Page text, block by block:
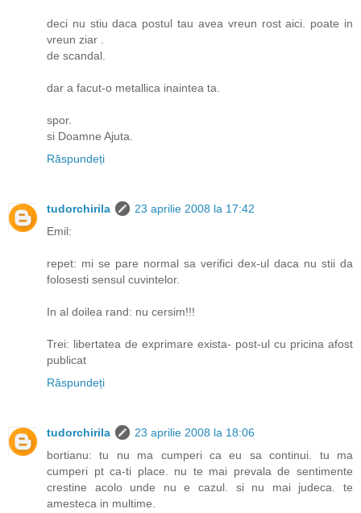
deci nu stiu daca postul tau avea vreun rost aici. poate in
vreun ziar .
de scandal.
dar a facut-o metallica inaintea ta.
spor.
si Doamne Ajuta.
Răspundeți
tudorchirila
23 aprilie 2008 la 17:42
Emil:
repet: mi se pare normal sa verifici dex-ul daca nu stii da
folosesti sensul cuvintelor.
In al doilea rand: nu cersim!!!
Trei: libertatea de exprimare exista- post-ul cu pricina afost
publicat
Răspundeți
tudorchirila
23 aprilie 2008 la 18:06
bortianu: tu nu ma cumperi ca eu sa continui. tu ma
cumperi pt ca-ti place. nu te mai prevala de sentimente
crestine acolo unde nu e cazul. si nu mai judeca. te
amesteca in multime.